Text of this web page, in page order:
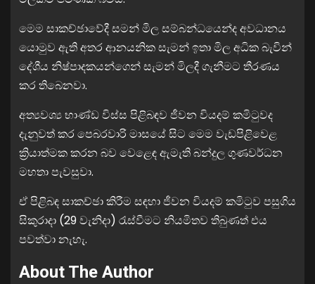
මෙම සාකච්ඡාවේදී සමන් මිල සම්බන්ධයෙන්ද අවධානය
යොමුව ඇති අතර ආනයනික සැමන් ඉතා මිල අධික බැවින්
දේශීය නිෂ්පාදකයන්ගෙන් සැමන් මිලදී ගැනීමට තීරණය
කර තිබෙනවා.
අත්‍යවශ්‍ය භාණ්ඩ විස්ස පිළිබඳව ජීවන වියදම් කමිටුවද
දැනුවත් කර පෙබරවාරි මාසයේ සිට මෙම වැඩපිළිවෙළ
ක්‍රියාත්මක කරන බව වෙළෙඳ ඇමැති බන්දුල ගුණවර්ධන
මහතා පැවසුවා.
ඒ පිළිබඳ සාකච්ඡා කිරීම සඳහා ජීවන වියදම් කමිටුව පසුගිය
සිකුරාදා (29 වැනිදා) රැස්වීමට නියමිතව තිබුණත් එය
පවත්වා නැහැ.
About The Author